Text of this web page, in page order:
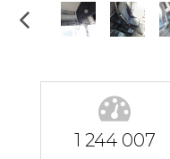
1 244 007